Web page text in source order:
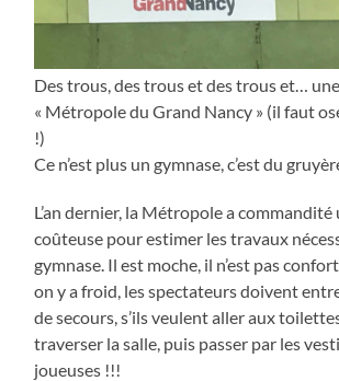
Des trous, des trous et des trous et…
« Métropole du Grand Nancy » (il faut
!)
Ce n’est plus un gymnase, c’est du
L’an dernier, la Métropole a commandité
coûteuse pour estimer les travaux
gymnase. Il est moche, il n’est pas
on y a froid, les spectateurs doivent
de secours, s’ils veulent aller aux
traverser la salle, puis passer par les
joueuses !!!